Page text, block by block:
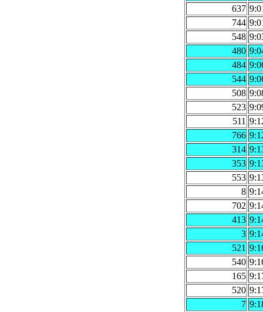
637
744
548
480
484
544
508
523
511
766
314
353
553
8
702
413
3
521
540
165
520
7